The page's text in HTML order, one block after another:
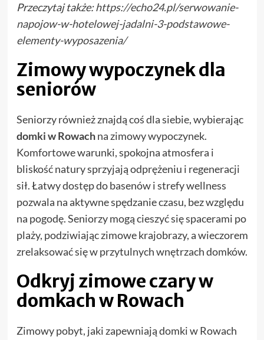
Przeczytaj także:https://echo24.pl/serwowanie-
napojow-w-hotelowej-jadalni-3-podstawowe-
elementy-wyposazenia/
Zimowy wypoczynek dla
seniorów
Seniorzy również znajdą coś dla siebie, wybierając
domki w Rowachna zimowy wypoczynek.
Komfortowe warunki, spokojna atmosfera i
bliskość natury sprzyjają odprężeniu i regeneracji
sił. Łatwy dostęp do basenów i strefy wellness
pozwala na aktywne spędzanie czasu, bez względu
na pogodę. Seniorzy mogą cieszyć się spacerami po
plaży, podziwiając zimowe krajobrazy, a wieczorem
zrelaksować się w przytulnych wnętrzach domków.
Odkryj zimowe czary w
domkach w Rowach
Zimowy pobyt, jaki zapewniają domki w Rowach